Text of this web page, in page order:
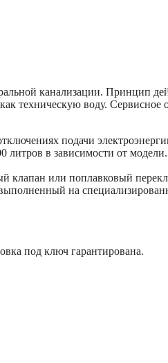
канализации. Принцип
техническую воду. Сервисное
подачи
литров в зависимости от модели.
клапан или поплавковый
на
под ключ гарантирована.